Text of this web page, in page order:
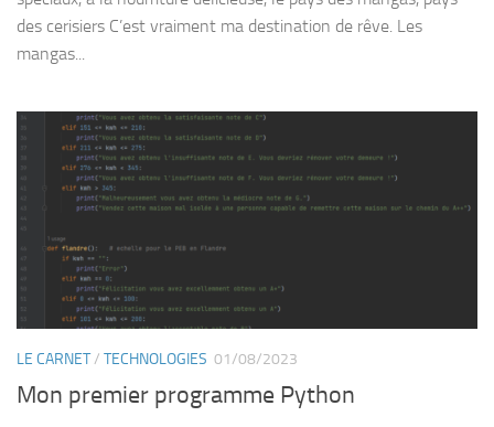
des cerisiers C’est vraiment ma destination de rêve. Les
mangas...
LE CARNET/ TECHNOLOGIES 01/08/2023
Mon premier programme Python